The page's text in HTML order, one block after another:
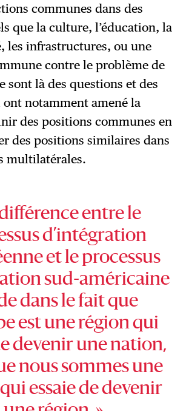
communes dans des
que la culture, l’éducation, la
les infrastructures, ou une
contre le problème de
sont là des questions et des
notamment amené la
des positions communes en
des positions similaires dans
multilatérales.
différence entre le
d’intégration
et le processus
sud-américaine
dans le fait que
est une région qui
devenir une nation,
nous sommes une
essaie de devenir